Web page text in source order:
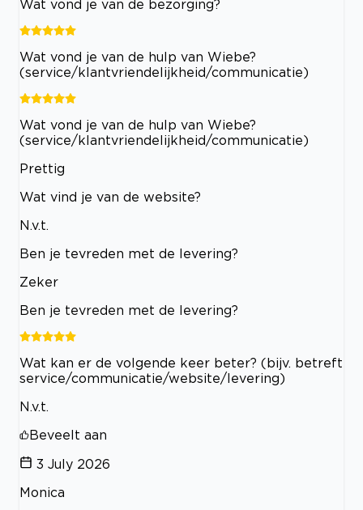
Wat vond je van de bezorging?
Wat vond je van de hulp van Wiebe?
(service/klantvriendelijkheid/communicatie)
Wat vond je van de hulp van Wiebe?
(service/klantvriendelijkheid/communicatie)
Prettig
Wat vind je van de website?
N.v.t.
Ben je tevreden met de levering?
Zeker
Ben je tevreden met de levering?
Wat kan er de volgende keer beter? (bijv. betreft
service/communicatie/website/levering)
N.v.t.
Beveelt aan
3 July 2026
Monica